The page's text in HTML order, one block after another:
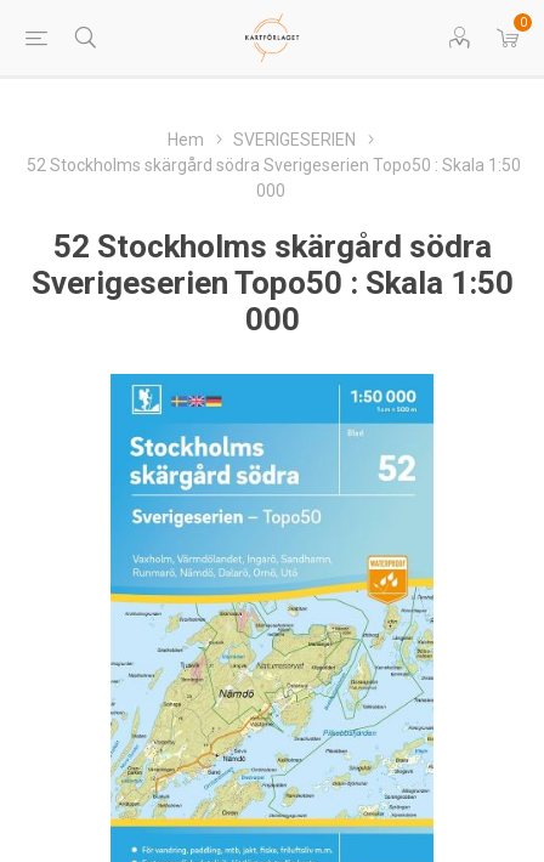
0
Hem
SVERIGESERIEN
52 Stockholms skärgård södra Sverigeserien Topo50 : Skala 1:50
000
52 Stockholms skärgård södra
Sverigeserien Topo50 : Skala 1:50
000